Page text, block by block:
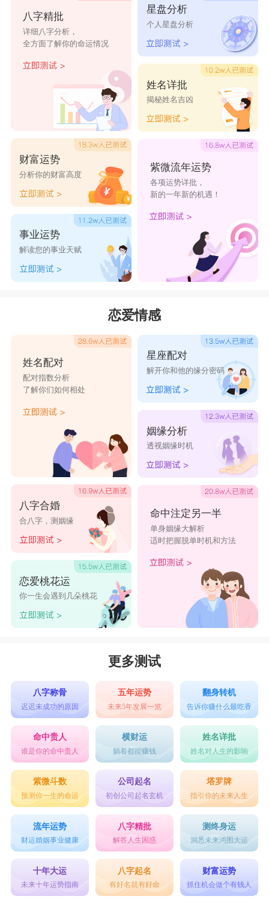
八字精批
详细八字分析，
全方面了解你的命运情况
财富运势
分析你的财富高度
事业运势
解读您的事业天赋
星盘分析
个人星盘分析
姓名详批
揭秘姓名吉凶
紫微流年运势
各项运势详批，
新的一年新的机遇！
恋爱情感
姓名配对
配对指数分析
了解你们如何相处
八字合婚
合八字，测姻缘
恋爱桃花运
你一生会遇到几朵桃花
星座配对
解开你和他的缘分密码
姻缘分析
透视姻缘时机
命中注定另一半
单身姻缘大解析
适时把握脱单时机和方法
更多测试
八字称骨
迟迟未成功的原因
五年运势
未来5年发展一览
翻身转机
告诉你赚什么最吃香
命中贵人
谁是你的命中贵人
横财运
躺着都能赚钱
姓名详批
姓名对人生的影响
紫微斗数
预测你一生的命运
公司起名
初创公司起名玄机
塔罗牌
指引你的未来人生
流年运势
财运婚姻事业健康
八字精批
解答人生困惑
测终身运
洞悉未来鸿图大运
十年大运
未来十年运势指南
八字起名
有好名就有好命
财富运势
抓住机会做个有钱人